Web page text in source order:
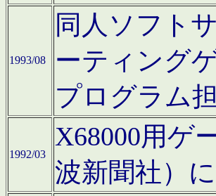
1993/08
同人ソフト
ーティング
プログラム
1992/03
X68000用ゲ
波新聞社）